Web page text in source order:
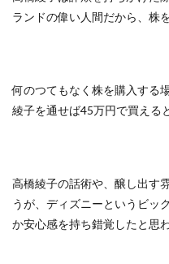
ランドの偉い人間だから、株
何のつてもなく株を購入する
綾子を通せば45万円で買える
高橋綾子の話術や、醸し出す
うが、ディズニーというビッ
か安心感を持ち錯覚したと思わ